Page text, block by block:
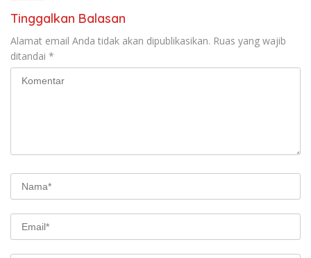
Tinggalkan Balasan
Alamat email Anda tidak akan dipublikasikan. Ruas yang wajib
ditandai *